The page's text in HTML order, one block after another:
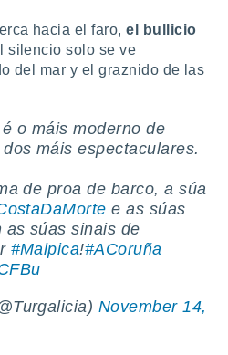
hacia el faro,el
bullicio
silencio solo se ve
del mar y el graznido de las
o máis moderno de
máis espectaculares.
de proa de barco, a súa
e as súas
as súas sinais de
#Malpica!#ACoruña
November 14,